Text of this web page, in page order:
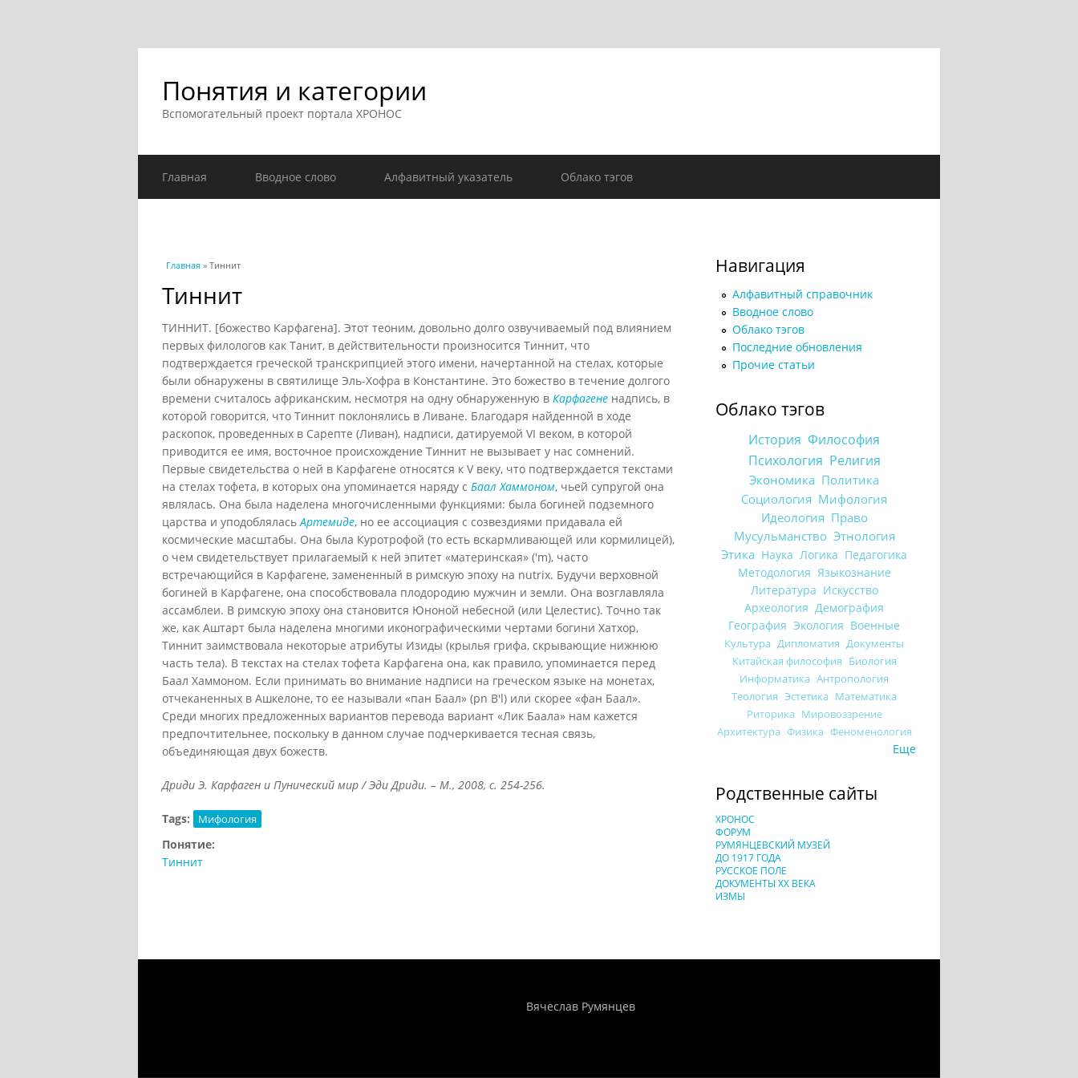
Понятия и категории
Вспомогательный проект портала ХРОНОС
Главная Вводное слово Алфавитный указатель Облако тэгов
Вы здесь
Главная » Тиннит
Тиннит
ТИННИТ. [божество Карфагена]. Этот теоним, довольно долго озвучиваемый под влиянием
первых филологов как Танит, в действительности произносится Тиннит, что
подтверждается греческой транскрипцией этого имени, начертанной на стелах, которые
были обнаружены в святилище Эль-Хофра в Константине. Это божество в течение долгого
времени считалось африканским, несмотря на одну обнаруженную в Карфагене надпись, в
которой говорится, что Тиннит поклонялись в Ливане. Благодаря найденной в ходе
раскопок, проведенных в Сарепте (Ливан), надписи, датируемой VI веком, в которой
приводится ее имя, восточное происхождение Тиннит не вызывает у нас сомнений.
Первые свидетельства о ней в Карфагене относятся к V веку, что подтверждается текстами
на стелах тофета, в которых она упоминается наряду с Баал Хаммоном, чьей супругой она
являлась. Она была наделена многочисленными функциями: была богиней подземного
царства и уподобляласьАртемиде, но ее ассоциация с созвездиями придавала ей
космические масштабы. Она была Куротрофой (то есть вскармливающей или кормилицей),
о чем свидетельствует прилагаемый к ней эпитет «материнская» ('m), часто
встречающийся в Карфагене, замененный в римскую эпоху на nutrix. Будучи верховной
богиней в Карфагене, она способствовала плодородию мужчин и земли. Она возглавляла
ассамблеи. В римскую эпоху она становится Юноной небесной (или Целестис). Точно так
же, как Аштарт была наделена многими иконографическими чертами богини Хатхор,
Тиннит заимствовала некоторые атрибуты Изиды (крылья грифа, скрывающие нижнюю
часть тела). В текстах на стелах тофета Карфагена она, как правило, упоминается перед
Баал Хаммоном. Если принимать во внимание надписи на греческом языке на монетах,
отчеканенных в Ашкелоне, то ее называли «пан Баал» (pn В'l) или скорее «фан Баал».
Среди многих предложенных вариантов перевода вариант «Лик Баала» нам кажется
предпочтительнее, поскольку в данном случае подчеркивается тесная связь,
объединяющая двух божеств.
Дриди Э. Карфаген и Пунический мир / Эди Дриди. – М., 2008, с. 254-256.
Tags: Мифология
Понятие:
Тиннит
Навигация
Алфавитный справочник
Вводное слово
Облако тэгов
Последние обновления
Прочие статьи
Облако тэгов
История Философия
Психология Религия
Экономика Политика
Социология Мифология
Идеология Право
Мусульманство Этнология
Этика Наука Логика Педагогика
Методология Языкознание
Литература Искусство
Археология Демография
География Экология Военные
Культура Дипломатия Документы
Китайская философия Биология
Информатика Антропология
Теология Эстетика Математика
Риторика Мировоззрение
Архитектура Физика Феноменология
Еще
Родственные сайты
ХРОНОС
ФОРУМ
РУМЯНЦЕВСКИЙ МУЗЕЙ
ДО 1917 ГОДА
РУССКОЕ ПОЛЕ
ДОКУМЕНТЫ XX ВЕКА
ИЗМЫ
Вячеслав Румянцев